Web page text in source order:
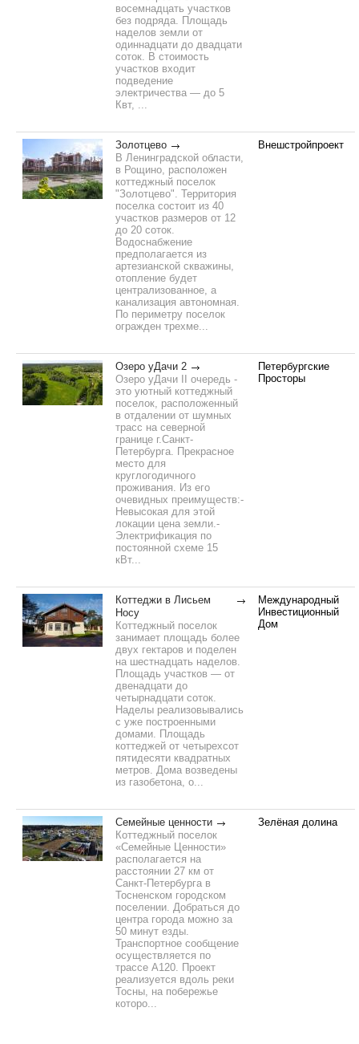
восемнадцать участков
без подряда. Площадь
наделов земли от
одиннадцати до двадцати
соток. В стоимость
участков входит
подведение
электричества — до 5
Квт, ...
Золотцево
В Ленинградской области,
в Рощино, расположен
коттеджный поселок
"Золотцево". Территория
поселка состоит из 40
участков размеров от 12
до 20 соток.
Водоснабжение
предполагается из
артезианской скважины,
отопление будет
централизованное, а
канализация автономная.
По периметру поселок
огражден трехме...
Внешстройпроект
Озеро уДачи 2
Озеро уДачи II очередь -
это уютный коттеджный
поселок, расположенный
в отдалении от шумных
трасс на северной
границе г.Санкт-
Петербурга. Прекрасное
место для
круглогодичного
проживания. Из его
очевидных преимуществ:-
Невысокая для этой
локации цена земли.-
Электрификация по
постоянной схеме 15
кВт...
Петербургские
Просторы
Коттеджи в Лисьем
Носу
Коттеджный поселок
занимает площадь более
двух гектаров и поделен
на шестнадцать наделов.
Площадь участков — от
двенадцати до
четырнадцати соток.
Наделы реализовывались
с уже построенными
домами. Площадь
коттеджей от четырехсот
пятидесяти квадратных
метров. Дома возведены
из газобетона, о...
Международный
Инвестиционный
Дом
Семейные ценности
Коттеджный поселок
«Семейные Ценности»
располагается на
расстоянии 27 км от
Санкт-Петербурга в
Тосненском городском
поселении. Добраться до
центра города можно за
50 минут езды.
Транспортное сообщение
осуществляется по
трассе А120. Проект
реализуется вдоль реки
Тосны, на побережье
которо...
Зелёная долина